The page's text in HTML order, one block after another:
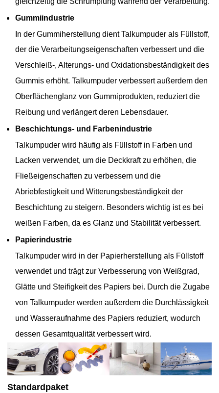
Gummiindustrie
In der Gummiherstellung dient Talkumpuder als Füllstoff,
der die Verarbeitungseigenschaften verbessert und die
Verschleiß-, Alterungs- und Oxidationsbeständigkeit des
Gummis erhöht. Talkumpuder verbessert außerdem den
Oberflächenglanz von Gummiprodukten, reduziert die
Reibung und verlängert deren Lebensdauer.
Beschichtungs- und Farbenindustrie
Talkumpuder wird häufig als Füllstoff in Farben und
Lacken verwendet, um die Deckkraft zu erhöhen, die
Fließeigenschaften zu verbessern und die
Abriebfestigkeit und Witterungsbeständigkeit der
Beschichtung zu steigern. Besonders wichtig ist es bei
weißen Farben, da es Glanz und Stabilität verbessert.
Papierindustrie
Talkumpuder wird in der Papierherstellung als Füllstoff
verwendet und trägt zur Verbesserung von Weißgrad,
Glätte und Steifigkeit des Papiers bei. Durch die Zugabe
von Talkumpuder werden außerdem die Durchlässigkeit
und Wasseraufnahme des Papiers reduziert, wodurch
dessen Gesamtqualität verbessert wird.
Standardpaket